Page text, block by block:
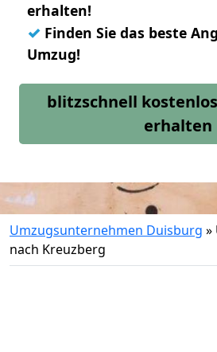
erhalten!
✓ Finden Sie das beste
Umzug!
blitzschnell
erhalten
Umzugsunternehmen Duisburg »
nach Kreuzberg